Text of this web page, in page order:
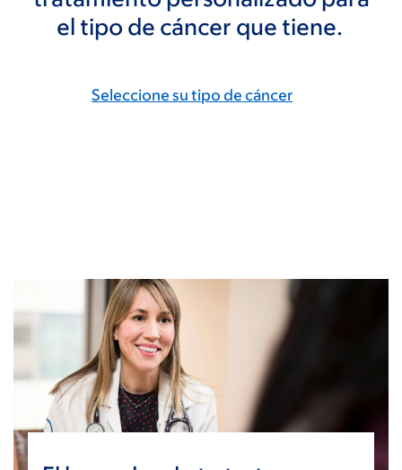
el tipo de cáncer que tiene.
Seleccione su tipo de cáncer